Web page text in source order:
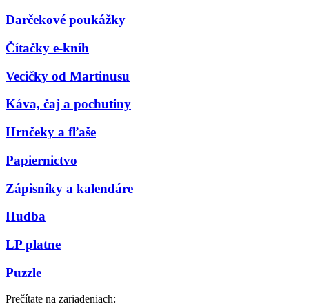
Darčekové poukážky
Čítačky e-kníh
Vecičky od Martinusu
Káva, čaj a pochutiny
Hrnčeky a fľaše
Papiernictvo
Zápisníky a kalendáre
Hudba
LP platne
Puzzle
Prečítate na zariadeniach: